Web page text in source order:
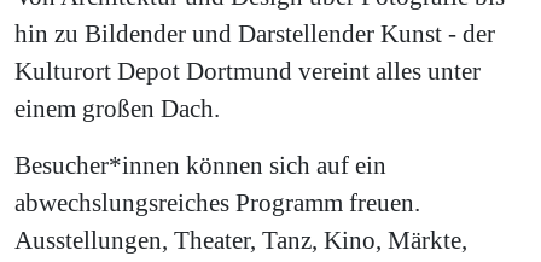
hin zu Bildender und Darstellender Kunst - der
Kulturort Depot Dortmund vereint alles unter
einem großen Dach.
Besucher*innen können sich auf ein
abwechslungsreiches Programm freuen.
Ausstellungen, Theater, Tanz, Kino, Märkte,